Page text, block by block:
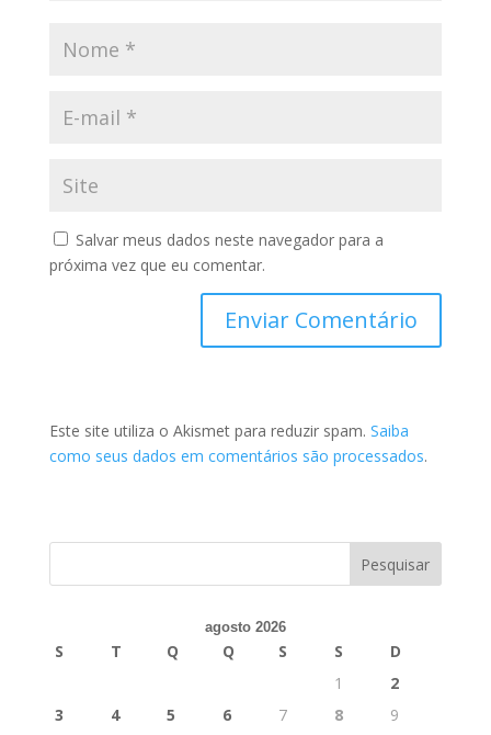
Salvar meus dados neste navegador para a
próxima vez que eu comentar.
Este site utiliza o Akismet para reduzir spam. Saiba
como seus dados em comentários são processados.
agosto 2026
S T Q Q S S
D
1
2
3
4 5 6 7 8
9